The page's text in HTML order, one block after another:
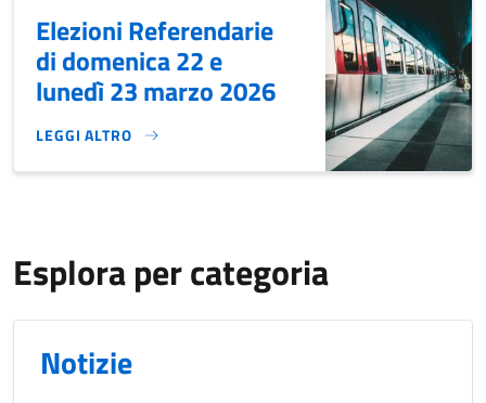
Elezioni Referendarie
di domenica 22 e
lunedì 23 marzo 2026
LEGGI ALTRO
ELEZIONI REFERENDARIE DI DOMENICA 22 E LUNEDÌ 23
Esplora per categoria
Notizie